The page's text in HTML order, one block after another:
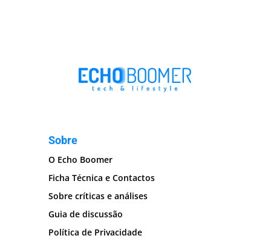
Sobre
O Echo Boomer
Ficha Técnica e Contactos
Sobre críticas e análises
Guia de discussão
Política de Privacidade